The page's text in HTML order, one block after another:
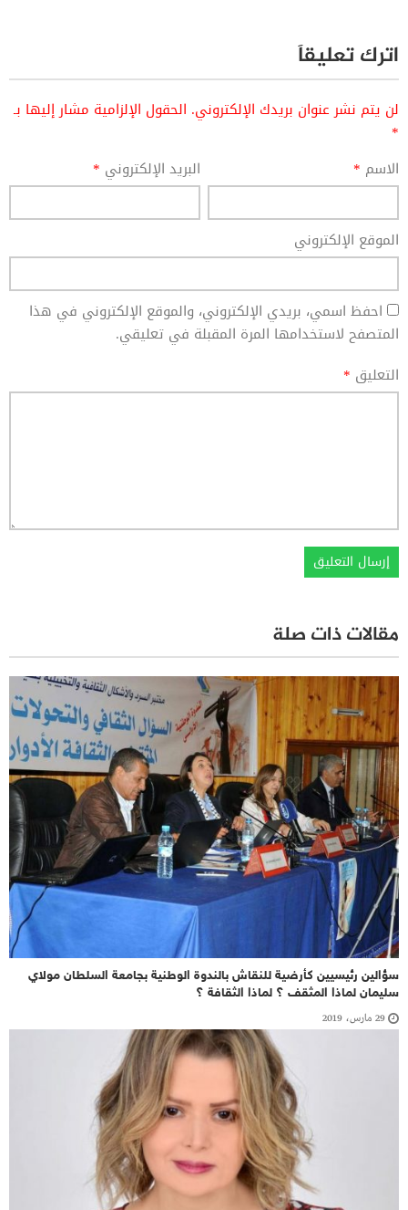
اترك تعليقاً
لن يتم نشر عنوان بريدك الإلكتروني. الحقول الإلزامية مشار إليها بـ
*
الاسم * البريد الإلكتروني *
الموقع الإلكتروني
احفظ اسمي، بريدي الإلكتروني، والموقع الإلكتروني في هذا
المتصفح لاستخدامها المرة المقبلة في تعليقي.
التعليق *
مقالات ذات صلة
سؤالين رئيسيين كأرضية للنقاش بالندوة الوطنية بجامعة السلطان مولاي
سليمان لماذا المثقف ؟ لماذا الثقافة ؟
29 مارس، 2019